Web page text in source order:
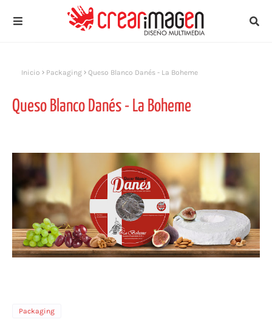
Inicio Packaging Queso Blanco Danés - La Boheme
Queso Blanco Danés - La Boheme
Packaging